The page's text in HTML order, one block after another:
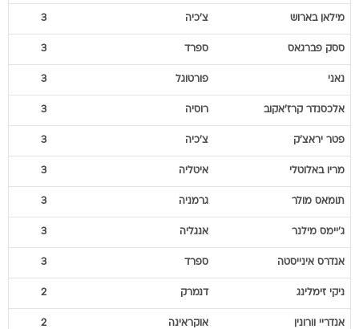
מילאן בארוש צ'כיה 3
ססק פברגאס ספרד 3
נאני פורטוגל 3
אלכסנדר קרז'אקוב רוסיה 3
פטר יראצ'ק צ'כיה 3
מריו באלוטלי איטליה 3
תומאס מולר גרמניה 3
ג'יימס מילנר אנגליה 3
אנדרס אינייסטה ספרד 3
ניקי זימלינג דנמרק 2
אנדריי וורונין אוקראינה 2